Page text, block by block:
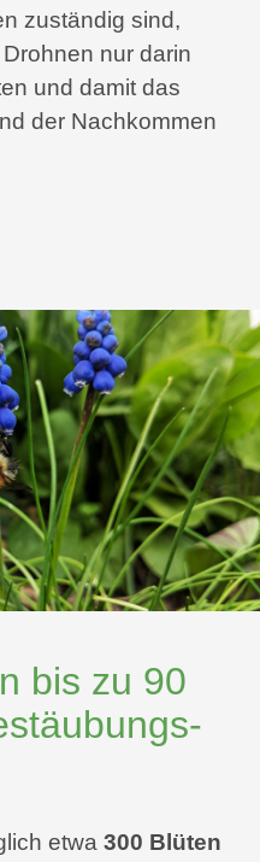
zuständig sind,
nur darin
und damit das
der Nachkommen
bis zu 90
etwa 300 Blüten